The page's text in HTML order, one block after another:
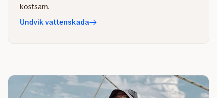
kostsam.
Undvik vattenskada